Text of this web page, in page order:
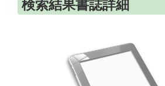
検索結果書誌詳細